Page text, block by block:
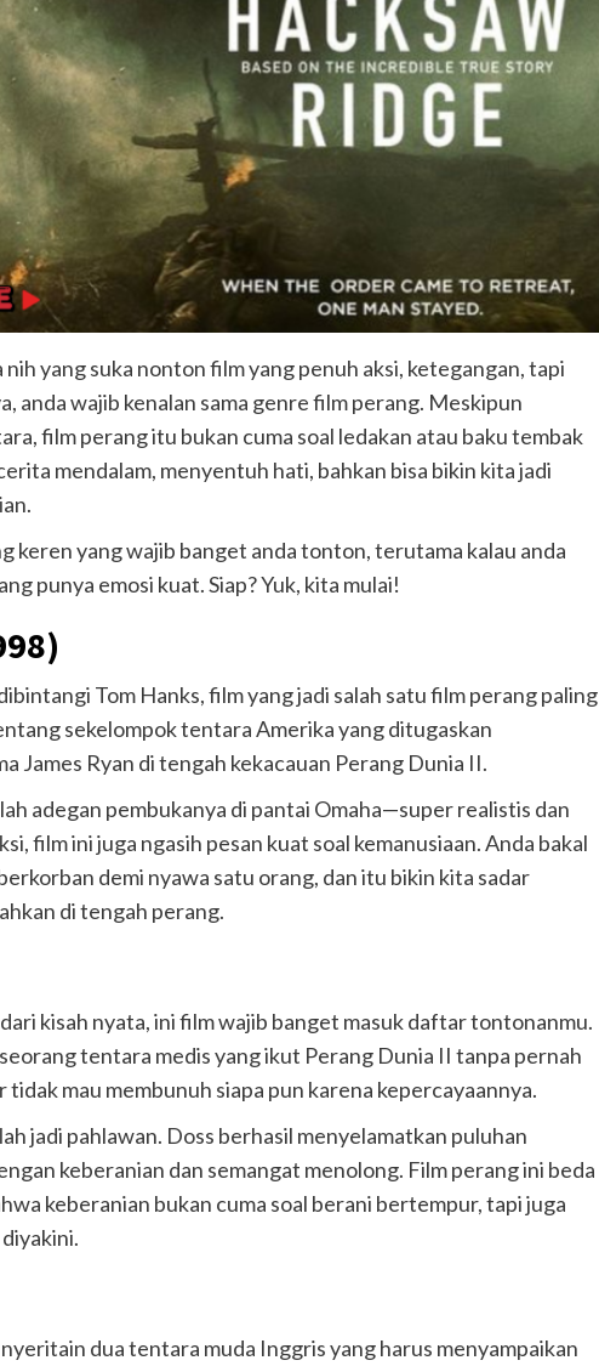
nih yang suka nonton film yang penuh aksi, ketegangan, tapi
anda wajib kenalan sama genre film perang. Meskipun
film perang itu bukan cuma soal ledakan atau baku tembak
mendalam, menyentuh hati, bahkan bisa bikin kita jadi
keren yang wajib banget anda tonton, terutama kalau anda
punya emosi kuat. Siap? Yuk, kita mulai!
Tom Hanks, film yang jadi salah satu film perang paling
sekelompok tentara Amerika yang ditugaskan
James Ryan di tengah kekacauan Perang Dunia II.
adegan pembukanya di pantai Omaha—super realistis dan
film ini juga ngasih pesan kuat soal kemanusiaan. Anda bakal
demi nyawa satu orang, dan itu bikin kita sadar
di tengah perang.
kisah nyata, ini film wajib banget masuk daftar tontonanmu.
tentara medis yang ikut Perang Dunia II tanpa pernah
mau membunuh siapa pun karena kepercayaannya.
jadi pahlawan. Doss berhasil menyelamatkan puluhan
keberanian dan semangat menolong. Film perang ini beda
keberanian bukan cuma soal berani bertempur, tapi juga
dua tentara muda Inggris yang harus menyampaikan